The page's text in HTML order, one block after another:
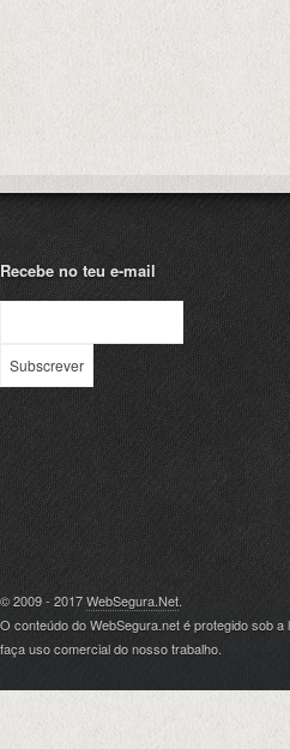
Recebe no teu e-mail
© 2009 - 2017WebSegura.Net.
O conteúdo do WebSegura.net é protegido sob
faça uso comercial do nosso trabalho.